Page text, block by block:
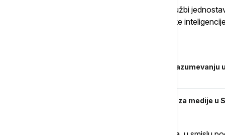
Iako korišćenje četbotova u korisničkoj službi
do ubrzanja u korišćenju četbota i veštačke
Mask o novoj AI kompaniji će raditi na
Veštačka Inteligencija – pretnja i prilika za medije u